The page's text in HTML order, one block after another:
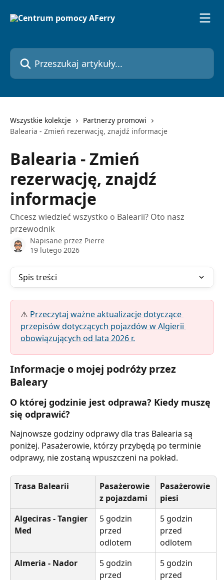
Przeszukaj artykuły...
Wszystkie kolekcje
Partnerzy promowi
Balearia - Zmień rezerwację, znajdź informacje
Balearia - Zmień
rezerwację, znajdź
informacje
Chcesz wiedzieć wszystko o Balearii? Oto nasz
przewodnik
Napisane przez Pierre
19 lutego 2026
Spis treści
⚠️ Przeczytaj ważne aktualizacje dotyczące
przepisów dotyczących pojazdów w Algierii
obowiązujących od lata 2026 r.
Informacje o mojej podróży przez
Baleary
O której godzinie jest odprawa? Kiedy muszę
się odprawić?
Najnowsze godziny odprawy dla tras Balearia są
poniżej. Pasażerowie, którzy przybędą po terminie
odprawy, nie zostaną wpuszczeni na pokład.
Trasa Balearii
Pasażerowie
z pojazdami
Pasażerowie
piesi
Algeciras - Tangier
Med
5 godzin
przed
odlotem
5 godzin
przed
odlotem
Almeria - Nador
5 godzin
przed
5 godzin
przed